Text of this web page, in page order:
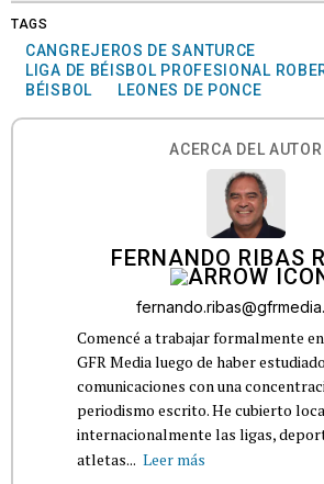
TAGS
CANGREJEROS DE SANTURCE
LIGA DE BÉISBOL PROFESIONAL
BÉISBOL
LEONES DE PONCE
ACERCA DEL AUTOR
FERNANDO RIBAS
Comencé a trabajar formalmente
GFR Media luego de haber estudiado
comunicaciones con una
periodismo escrito. He cubierto
internacionalmente las ligas,
atletas... Leer más